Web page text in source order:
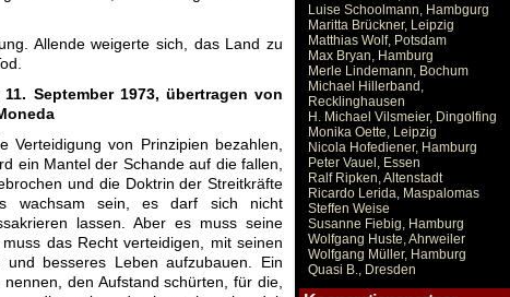
Allende weigerte sich, das Land zu
September 1973, übertragen von
Verteidigung von Prinzipien bezahlen,
ein Mantel der Schande auf die fallen,
und die Doktrin der Streitkräfte
wachsam sein, es darf sich nicht
lassen. Aber es muss seine
das Recht verteidigen, mit seinen
und besseres Leben aufzubauen. Ein
den Aufstand schürten, für die,
Luise Schoolmann, Hambgurg
Maritta Brückner, Leipzig
Matthias Wolf, Potsdam
Max Bryan, Hamburg
Merle Lindemann, Bochum
Michael Hillerband,
Recklinghausen
H. Michael Vilsmeier, Dingolfing
Monika Oette, Leipzig
Nicola Hofediener, Hamburg
Peter Vauel, Essen
Ralf Ripken, Altenstadt
Ricardo Lerida, Maspalomas
Steffen Weise
Susanne Fiebig, Hamburg
Wolfgang Huste, Ahrweiler
Wolfgang Müller, Hamburg
Quasi B., Dresden